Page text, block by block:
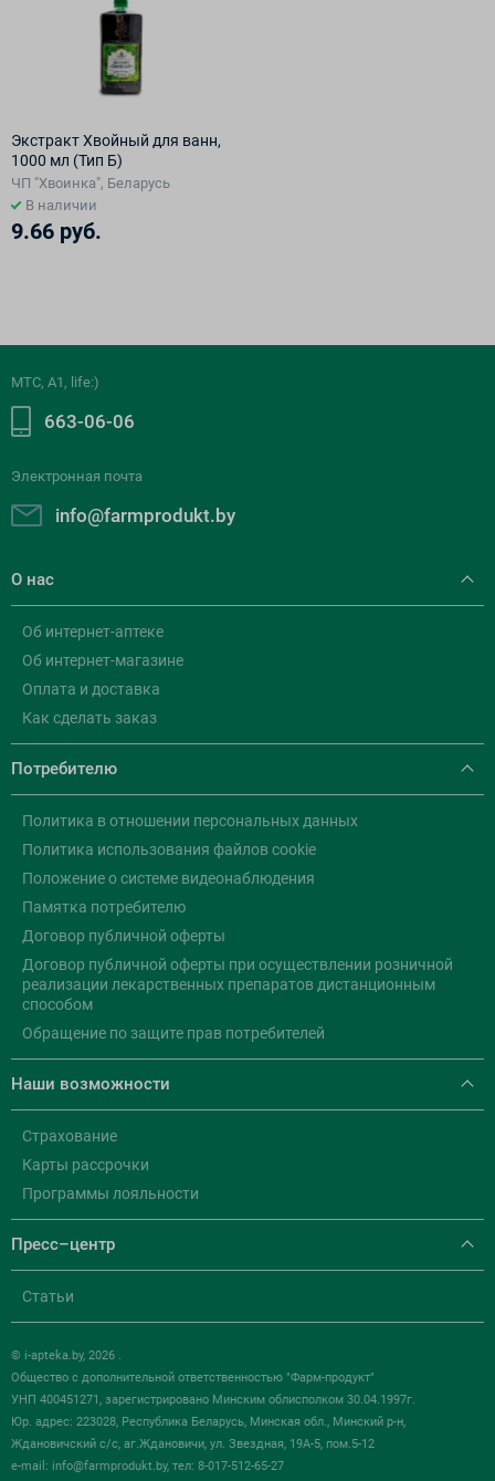
Экстракт Хвойный для ванн,
1000 мл (Тип Б)
ЧП "Хвоинка", Беларусь
В наличии
9.66 руб.
МТС, A1, life:)
663-06-06
Электронная почта
info@farmprodukt.by
О нас
Об интернет-аптеке
Об интернет-магазине
Оплата и доставка
Как сделать заказ
Потребителю
Политика в отношении персональных данных
Политика использования файлов cookie
Положение о системе видеонаблюдения
Памятка потребителю
Договор публичной оферты
Договор публичной оферты при осуществлении розничной
реализации лекарственных препаратов дистанционным
способом
Обращение по защите прав потребителей
Наши возможности
Страхование
Карты рассрочки
Программы лояльности
Пресс–центр
Статьи
© i-apteka.by, 2026 .
Общество с дополнительной ответственностью "Фарм-продукт"
УНП 400451271, зарегистрировано Минским облисполком 30.04.1997г.
Юр. адрес: 223028, Республика Беларусь, Минская обл., Минский р-н,
Ждановичский с/с, аг.Ждановичи, ул. Звездная, 19А-5, пом.5-12
e-mail: info@farmprodukt.by, тел: 8-017-512-65-27